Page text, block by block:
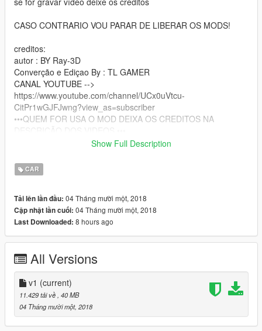
CASO CONTRARIO VOU PARAR DE LIBERAR OS MODS!
creditos:
autor : BY Ray-3D
Converção e Ediçao By : TL GAMER
CANAL YOUTUBE -->
https://www.youtube.com/channel/UCx0uVtcu-
CitPr1wGJFJwng?view_as=subscriber
•••QUEM FOR USA O MOD DEIXA OS CREDITOS NA
DESCRIÇÃO DOS VIDEOS •••
\mods\update\x64\dlcpacks\patchday3ng\dlc.rpf\x64\levels\gta5
\vehicles.rpf\
local : C:\Program Files (x86)
\update\x64\dlcpacks\patchday3ng\dlc.rpf\x64\levels\gta5\vehic
les.rpf\
Show Full Description
CAR
Tải lên lần đầu: 04 Tháng mười một, 2018
Cập nhật lần cuối: 04 Tháng mười một, 2018
Last Downloaded: 8 hours ago
All Versions
v1 (current)
11.429 tải về , 40 MB
04 Tháng mười một, 2018